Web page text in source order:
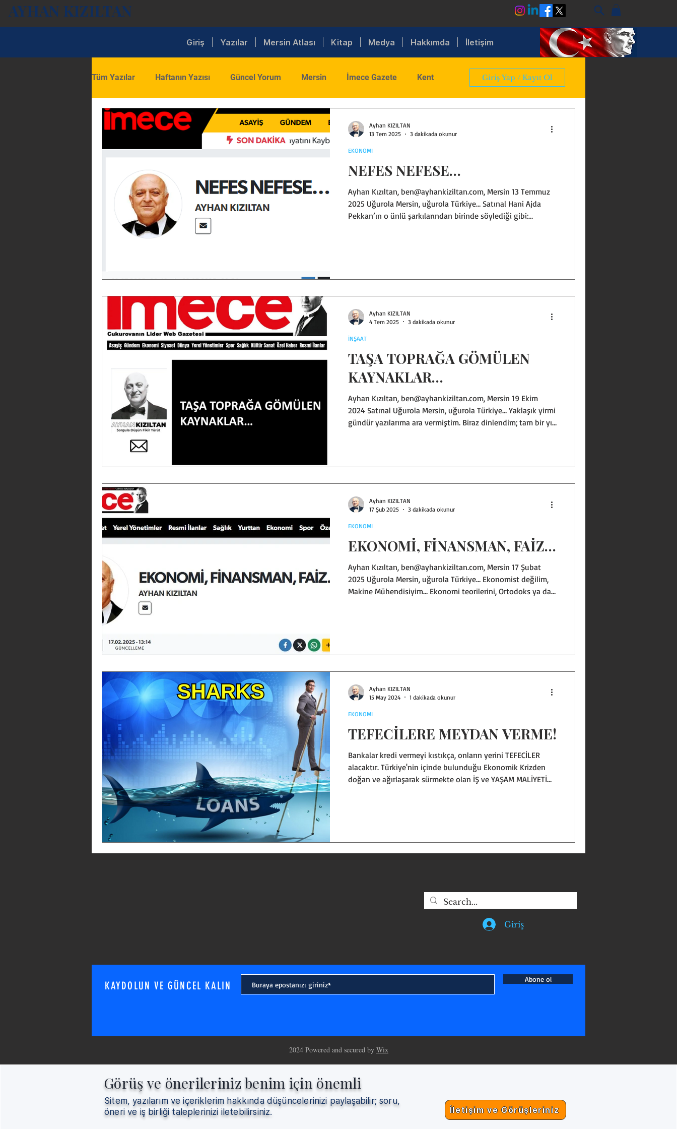
AYHAN KIZILTAN
Giriş Yazılar Mersin Atlası Kitap Medya Hakkımda İletişim
Tüm Yazılar Haftanın Yazısı Güncel Yorum Mersin İmece Gazete Kent
Ekonomi İç Siyaset Dış Politika Toplum Tarım
Turizm Ticaret Eğitim Din Kültür Spor
Ekonomi ve Sektör Analizleri Bilişim Trafik
İnşaat Atatürk
Giriş Yap / Kayıt Ol
NEFES NEFESE…
Ayhan Kızıltan, ben@ayhankiziltan.com, Mersin 13 Temmuz
2025 Uğurola Mersin, uğurola Türkiye… Satınal Hani Ajda
Pekkan’ın o ünlü şarkılarından birinde söylediği gibi:
EKONOMI
Ayhan KIZILTAN
13 Tem 2025
3 dakikada okunur
TAŞA TOPRAĞA GÖMÜLEN
KAYNAKLAR…
Ayhan Kızıltan, ben@ayhankiziltan.com, Mersin 19 Ekim
2024 Satınal Uğurola Mersin, uğurola Türkiye… Yaklaşık yirmi
gündür yazılarıma ara vermiştim. Biraz dinlendim; tam bir yıl
vermeye, farkına varmaya yönlendirmeye çalışıyorum. Takdir
sizlerin… TAŞA TOPRAĞA GÖMÜLEN KAYNAKLAR… Ülkedeki
ekonomik sıkıntıyı ha
İNŞAAT
Ayhan KIZILTAN
4 Tem 2025
3 dakikada okunur
EKONOMİ, FİNANSMAN, FAİZ…
Ayhan Kızıltan, ben@ayhankiziltan.com, Mersin 17 Şubat
2025 Uğurola Mersin, uğurola Türkiye… Ekonomist değilim,
Makine Mühendisiyim… Ekonomi teorilerini, Ortodoks ya da
EKONOMI
Ayhan KIZILTAN
17 Şub 2025
3 dakikada okunur
TEFECİLERE MEYDAN VERME!
Bankalar kredi vermeyi kıstıkça, onların yerini TEFECİLER
alacaktır. Türkiye'nin içinde bulunduğu Ekonomik Krizden
doğan ve ağırlaşarak sürmekte olan İŞ ve YAŞAM MALİYETİ
halkımızda kre
EKONOMI
Ayhan KIZILTAN
15 May 2024
1 dakikada okunur
Giriş
KAYDOLUN VE GÜNCEL KALIN
Abone ol
2024 Powered and secured by Wix
Görüş ve önerileriniz benim için önemli
Sitem, yazılarım ve içeriklerim hakkında düşüncelerinizi paylaşabilir; soru,
öneri ve iş birliği taleplerinizi iletebilirsiniz.
İletişim ve Görüşleriniz